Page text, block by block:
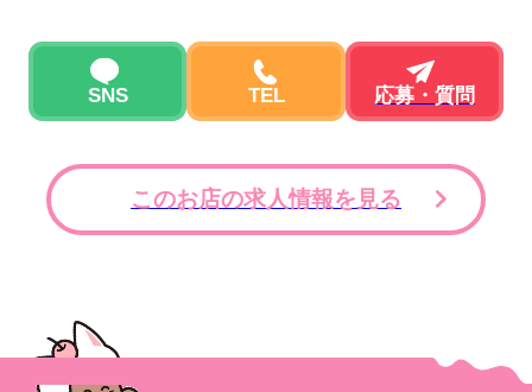
SNS TEL 応募・質問
このお店の求人情報を見る